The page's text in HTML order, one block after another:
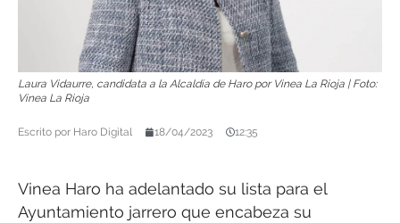
Laura Vidaurre, candidata a la Alcaldía de Haro por Vinea La Rioja | Foto:
Vinea La Rioja
Escrito por Haro Digital 18/04/2023 12:35
Vinea Haro ha adelantado su lista para el
Ayuntamiento jarrero que encabeza su